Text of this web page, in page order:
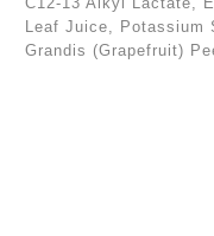
Leaf Juice, Potassium
Grandis (Grapefruit)